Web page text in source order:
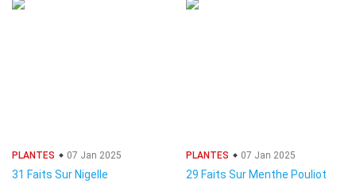
PLANTES 07 Jan 2025
31 Faits Sur Nigelle
PLANTES 07 Jan 2025
29 Faits Sur Menthe Pouliot